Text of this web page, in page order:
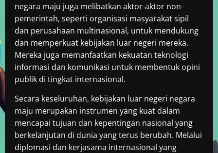
negara maju juga melibatkan aktor-aktor non-
pemerintah, seperti organisasi masyarakat sipil
dan perusahaan multinasional, untuk mendukung
dan memperkuat kebijakan luar negeri mereka.
Mereka juga memanfaatkan kekuatan teknologi
informasi dan komunikasi untuk membentuk opini
publik di tingkat internasional.
Secara keseluruhan, kebijakan luar negeri negara
maju merupakan instrumen yang kuat dalam
mencapai tujuan dan kepentingan nasional yang
berkelanjutan di dunia yang terus berubah. Melalui
diplomasi dan kerjasama internasional yang